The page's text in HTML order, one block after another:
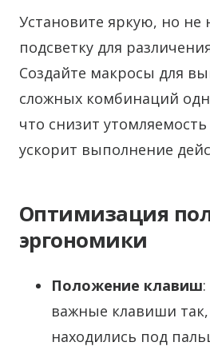
Установите яркую, но не
подсветку для
Создайте макросы для
сложных комбинаций
что снизит
ускорит выполнение
Оптимизация
эргономики
Положение клавиш
важные клавиши
находились под